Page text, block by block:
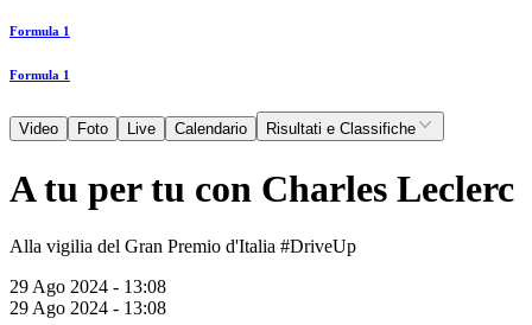
Formula 1
Formula 1
Video Foto Live Calendario Risultati e Classifiche
A tu per tu con Charles Leclerc
Alla vigilia del Gran Premio d'Italia #DriveUp
29 Ago 2024 - 13:08
29 Ago 2024 - 13:08